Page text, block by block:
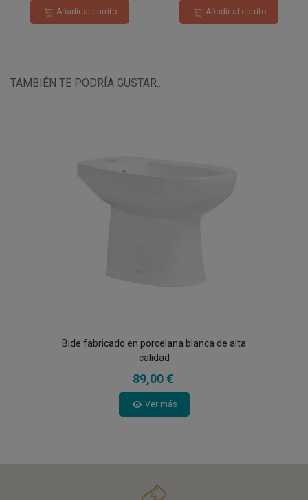
amortiguada, Salida Dual
Eficiente
Añadir al carrito Añadir al carrito
TAMBIÉN TE PODRÍA GUSTAR...
Bide fabricado en porcelana blanca de alta
calidad
89,00 €
Ver más